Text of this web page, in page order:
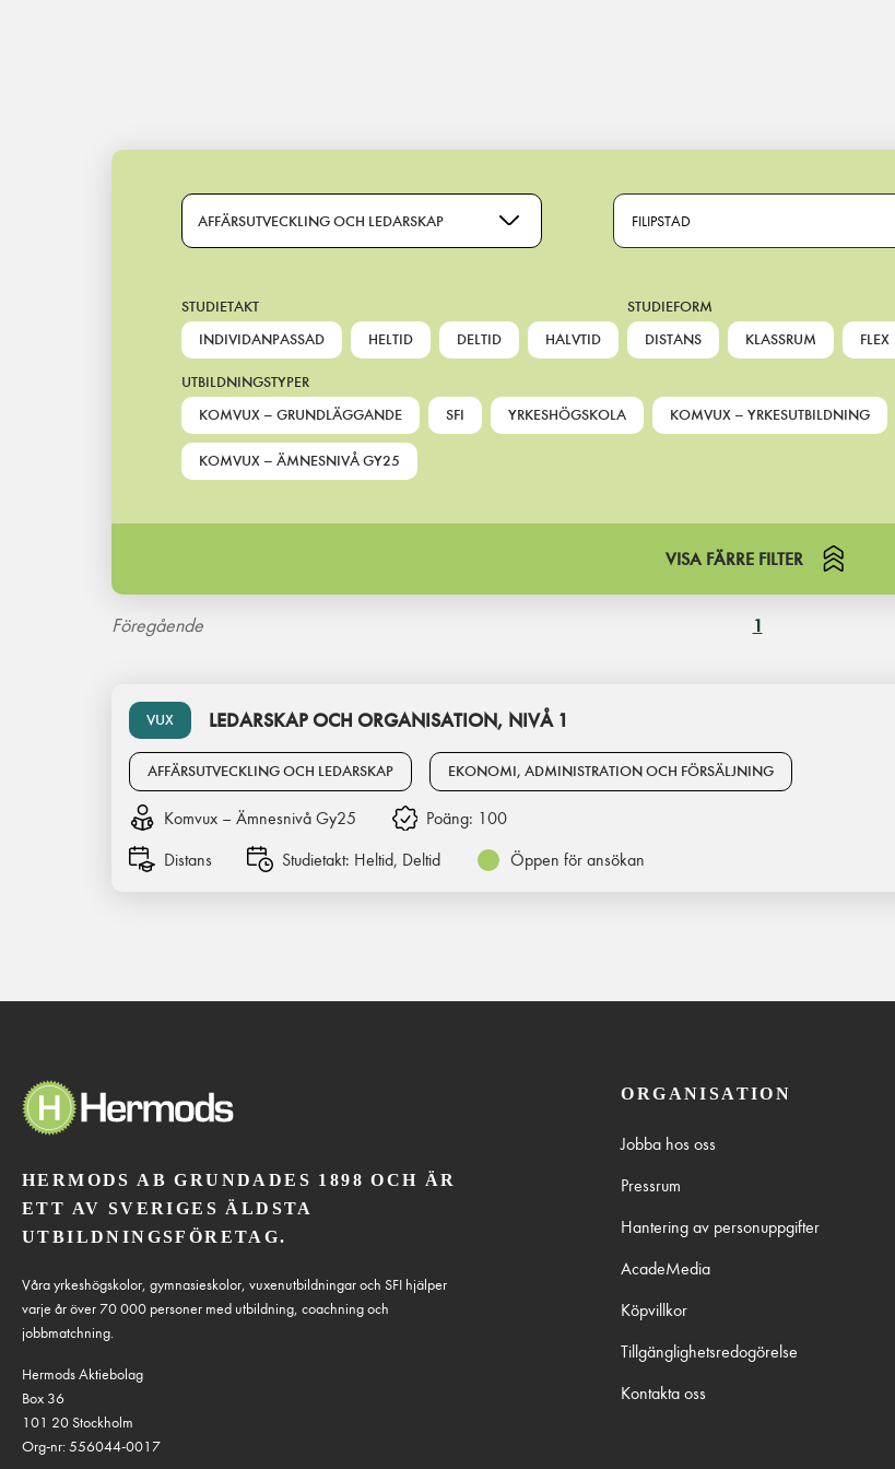
Main Navigation
AFFÄRSUTVECKLING OCH LEDARSKAP FILIPSTAD
STUDIETAKT
INDIVIDANPASSAD
HELTID DELTID HALVTID
STUDIEFORM
DISTANS
KLASSRUM FLEX
UTBILDNINGSTYPER
KOMVUX – GRUNDLÄGGANDE
SFI YRKESHÖGSKOLA KOMVUX – YRKESUTBILDNING
KOMVUX – ÄMNESNIVÅ GY25
VISA FÄRRE FILTER
Föregående 1
VUX LEDARSKAP OCH ORGANISATION, NIVÅ 1
AFFÄRSUTVECKLING OCH LEDARSKAP EKONOMI, ADMINISTRATION OCH FÖRSÄLJNING
Komvux – Ämnesnivå Gy25 Poäng: 100
Distans
Studietakt: Heltid, Deltid Öppen för ansökan
HERMODS AB GRUNDADES 1898 OCH ÄR
ETT AV SVERIGES ÄLDSTA
UTBILDNINGSFÖRETAG.
Våra yrkeshögskolor, gymnasieskolor, vuxenutbildningar och SFI hjälper
varje år över 70 000 personer med utbildning, coachning och
jobbmatchning.
Hermods Aktiebolag
Box 36
101 20 Stockholm
Org-nr: 556044-0017
ORGANISATION
Jobba hos oss
Pressrum
Hantering av personuppgifter
AcadeMedia
Köpvillkor
Tillgänglighetsredogörelse
Kontakta oss